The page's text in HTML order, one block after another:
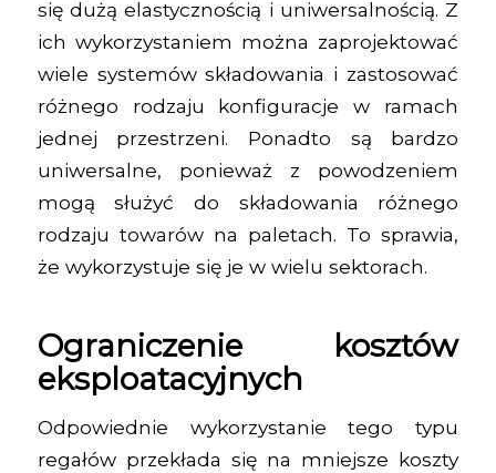
się dużą elastycznością i uniwersalnością. Z
ich wykorzystaniem można zaprojektować
wiele systemów składowania i zastosować
różnego rodzaju konfiguracje w ramach
jednej przestrzeni. Ponadto są bardzo
uniwersalne, ponieważ z powodzeniem
mogą służyć do składowania różnego
rodzaju towarów na paletach. To sprawia,
że wykorzystuje się je w wielu sektorach.
Ograniczenie kosztów
eksploatacyjnych
Odpowiednie wykorzystanie tego typu
regałów przekłada się na mniejsze koszty